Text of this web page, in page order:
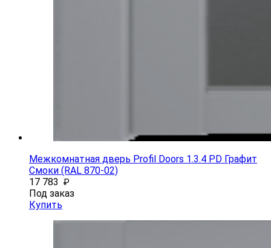
Межкомнатная дверь Profil Doors 1.3.4 PD Графит
Смоки (RAL 870-02)
17 783 ₽
Под заказ
Купить